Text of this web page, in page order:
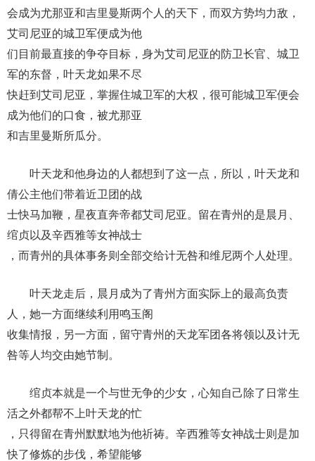
会成为尤那亚和吉里曼斯两个人的天下，而双方势均力敌，
艾司尼亚的城卫军便成为他
们目前最直接的争夺目标，身为艾司尼亚的防卫长官、城卫
军的东督，叶天龙如果不尽
快赶到艾司尼亚，掌握住城卫军的大权，很可能城卫军便会
成为他们的口食，被尤那亚
和吉里曼斯所瓜分。
叶天龙和他身边的人都想到了这一点，所以，叶天龙和
倩公主他们带着近卫团的战
士快马加鞭，星夜直奔帝都艾司尼亚。留在青州的是晨月、
绾贞以及辛西雅等女神战士
，而青州的具体事务则全部交给计无咎和维尼两个人处理。
叶天龙走后，晨月成为了青州方面实际上的最高负责
人，她一方面继续利用鸣玉阁
收集情报，另一方面，留守青州的天龙军团各将领以及计无
咎等人均交由她节制。
绾贞本就是一个与世无争的少女，心知自己除了日常生
活之外都帮不上叶天龙的忙
，只得留在青州默默地为他祈祷。辛西雅等女神战士则是加
快了修炼的步伐，希望能够